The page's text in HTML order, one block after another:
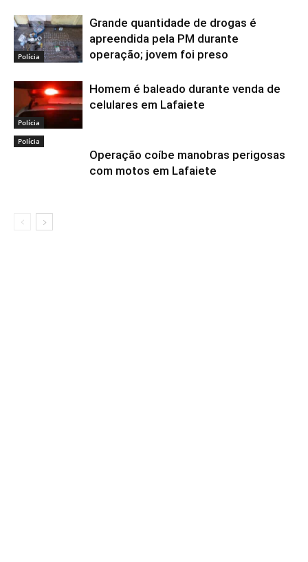
Polícia
Grande quantidade de drogas é
apreendida pela PM durante
operação; jovem foi preso
Polícia
Homem é baleado durante venda de
celulares em Lafaiete
Polícia
Operação coíbe manobras perigosas
com motos em Lafaiete